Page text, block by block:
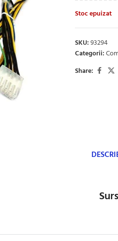
Stoc epuizat
SKU:93294
Categorii:
Share: